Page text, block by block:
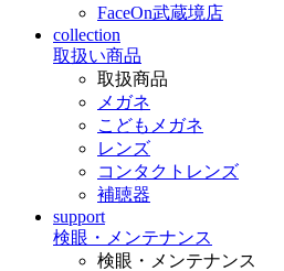
FaceOn武蔵境店
collection
取扱い商品
取扱商品
メガネ
こどもメガネ
レンズ
コンタクトレンズ
補聴器
support
検眼・メンテナンス
検眼・メンテナンス